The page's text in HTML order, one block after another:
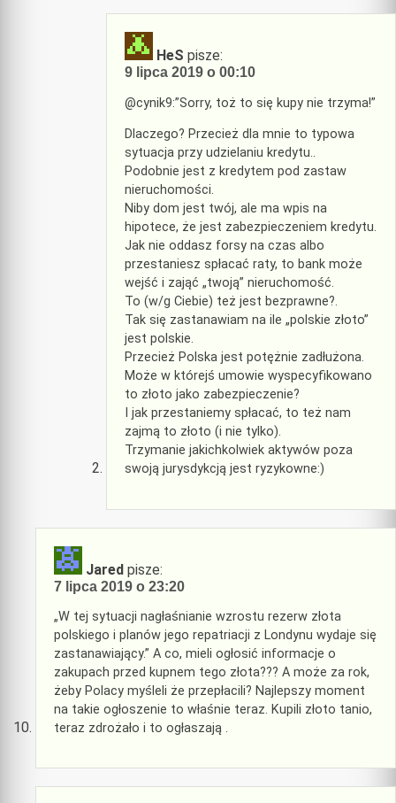
HeS pisze:
9 lipca 2019 o 00:10
@cynik9:”Sorry, toż to się kupy nie trzyma!”
Dlaczego? Przecież dla mnie to typowa
sytuacja przy udzielaniu kredytu..
Podobnie jest z kredytem pod zastaw
nieruchomości.
Niby dom jest twój, ale ma wpis na
hipotece, że jest zabezpieczeniem kredytu.
Jak nie oddasz forsy na czas albo
przestaniesz spłacać raty, to bank może
wejść i zająć „twoją” nieruchomość.
To (w/g Ciebie) też jest bezprawne?.
Tak się zastanawiam na ile „polskie złoto”
jest polskie.
Przecież Polska jest potężnie zadłużona.
Może w którejś umowie wyspecyfikowano
to złoto jako zabezpieczenie?
I jak przestaniemy spłacać, to też nam
zajmą to złoto (i nie tylko).
Trzymanie jakichkolwiek aktywów poza
swoją jurysdykcją jest ryzykowne:)
Jared pisze:
7 lipca 2019 o 23:20
„W tej sytuacji nagłaśnianie wzrostu rezerw złota
polskiego i planów jego repatriacji z Londynu wydaje się
zastanawiający.” A co, mieli ogłosić informacje o
zakupach przed kupnem tego złota??? A może za rok,
żeby Polacy myśleli że przepłacili? Najlepszy moment
na takie ogłoszenie to właśnie teraz. Kupili złoto tanio,
teraz zdrożało i to ogłaszają .